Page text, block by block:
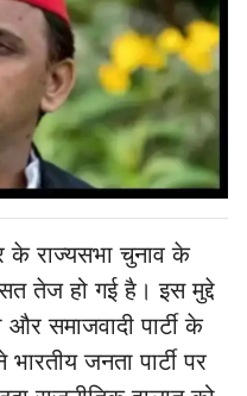
के राज्यसभा चुनाव के
तेज हो गई है। इस मुद्दे
समाजवादी पार्टी के
जनता पार्टी पर